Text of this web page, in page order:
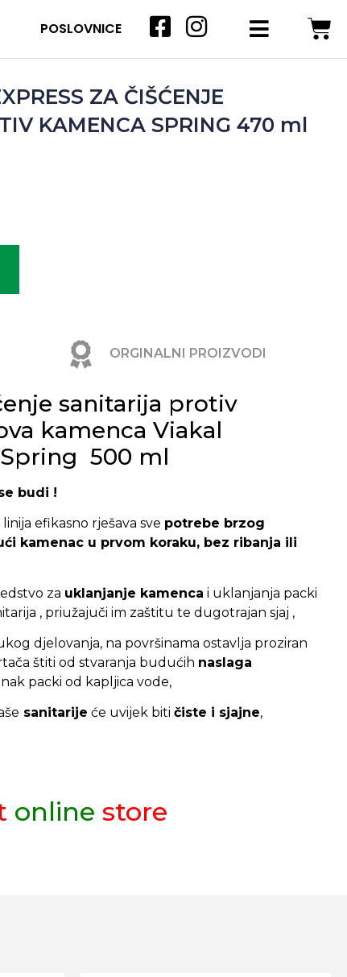
POSLOVNICE
ZA ČIŠĆENJE
KAMENCA SPRING 470 ml
ORGINALNI PROIZVODI
sanitarija protiv
kamenca Viakal
500 ml
budi !
linija efikasno rješava sve potrebe brzog
kamenac u prvom koraku, bez ribanja ili
za uklanjanje kamenca i uklanjanja packi
, priužajuči im zaštitu te dugotrajan sjaj ,
djelovanja, na površinama ostavlja proziran
štiti od stvaranja budućih naslaga
packi od kapljica vode,
sanitarije će uvijek biti čiste i sjajne,
online store